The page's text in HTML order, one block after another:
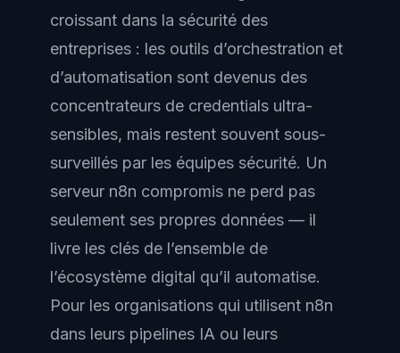
croissant dans la sécurité des
entreprises : les outils d’orchestration et
d’automatisation sont devenus des
concentrateurs de credentials ultra-
sensibles, mais restent souvent sous-
surveillés par les équipes sécurité. Un
serveur n8n compromis ne perd pas
seulement ses propres données — il
livre les clés de l’ensemble de
l’écosystème digital qu’il automatise.
Pour les organisations qui utilisent n8n
dans leurs pipelines IA ou leurs